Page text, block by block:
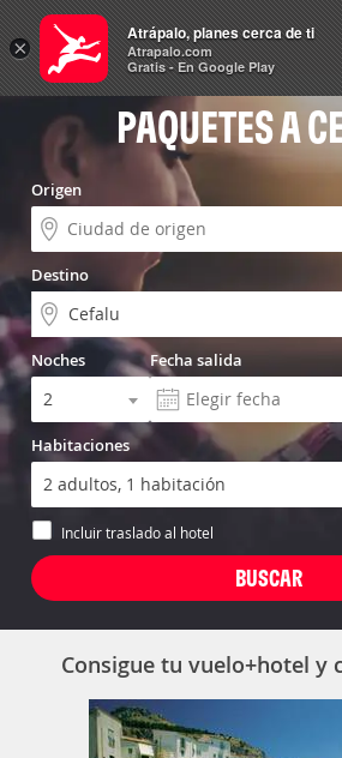
Vuelo+Hotel
PAQUETES A
Origen
Destino
Noches Fecha salida
Habitaciones
Incluir traslado al hotel
Consigue tu vuelo+hotel y
×
Atrápalo, planes cerca de ti
Atrapalo.com
Gratis - En Google Play